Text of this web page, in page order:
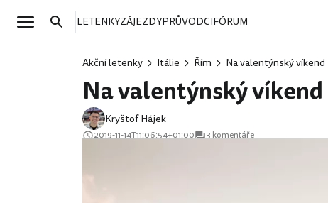
LETENKYZÁJEZDYPRŮVODCIFÓRUM
Akční letenky Itálie Řím Na valentýnský víkend
Na valentýnský víkend
Kryštof Hájek
2019-11-14T11:06:54+01:00 3 komentáře